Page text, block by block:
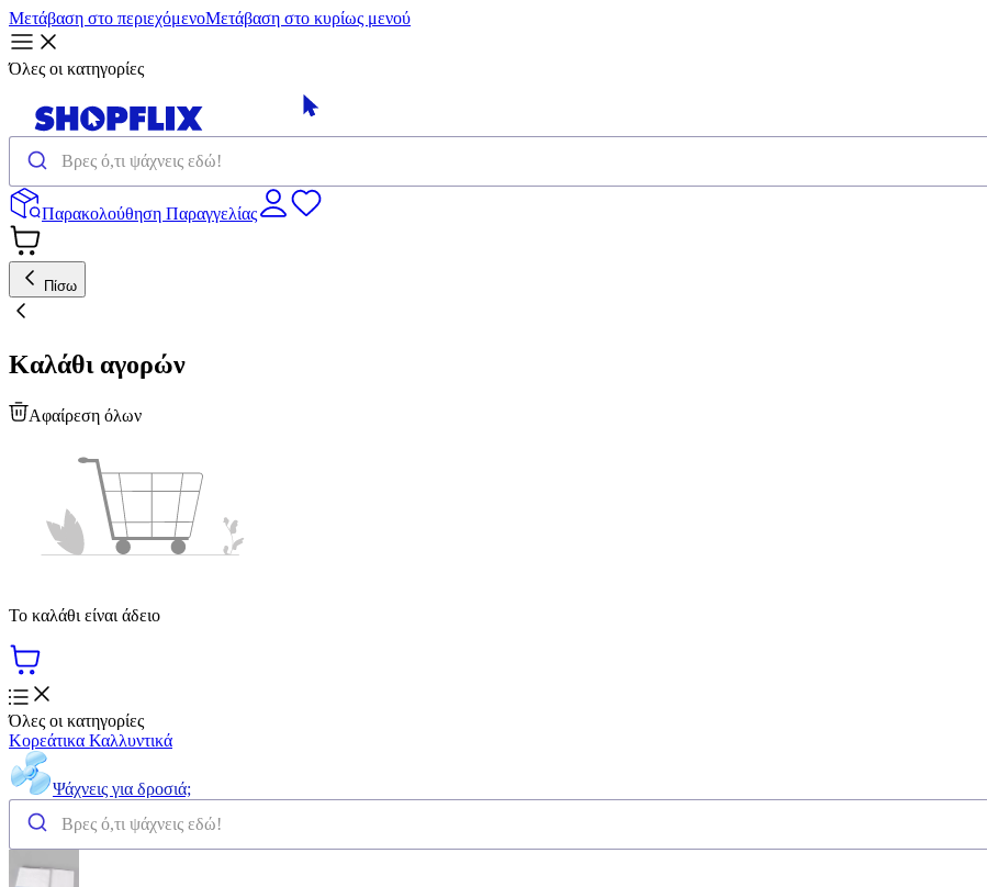
Μετάβαση στο περιεχόμενοΜετάβαση στο κυρίως μενού
Όλες οι κατηγορίες
Παρακολούθηση Παραγγελίας
Πίσω
Καλάθι αγορών
Αφαίρεση όλων
Το καλάθι είναι άδειο
Όλες οι κατηγορίες
Κορεάτικα Καλλυντικά
Ψάχνεις για δροσιά;